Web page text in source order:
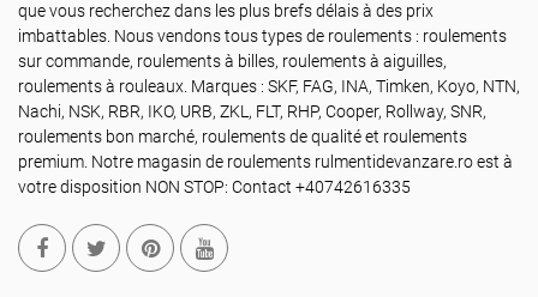
que vous recherchez dans les plus brefs délais à des prix
imbattables. Nous vendons tous types de roulements : roulements
sur commande, roulements à billes, roulements à aiguilles,
roulements à rouleaux. Marques : SKF, FAG, INA, Timken, Koyo, NTN,
Nachi, NSK, RBR, IKO, URB, ZKL, FLT, RHP, Cooper, Rollway, SNR,
roulements bon marché, roulements de qualité et roulements
premium. Notre magasin de roulements rulmentidevanzare.ro est à
votre disposition NON STOP: Contact +40742616335